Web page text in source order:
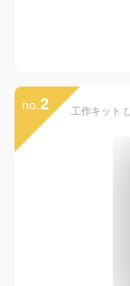
no. 2